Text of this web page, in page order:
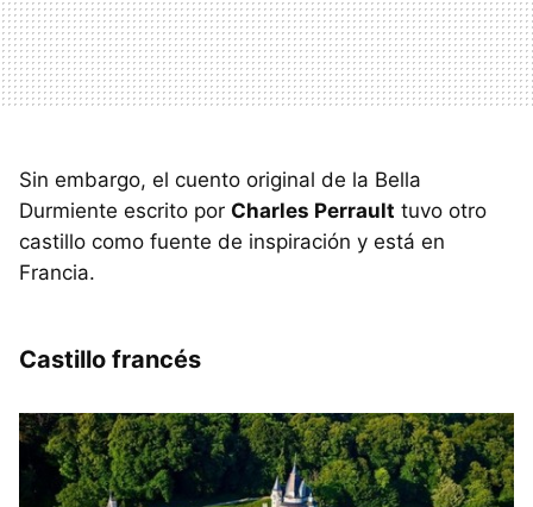
Sin embargo, el cuento original de la Bella
Durmiente escrito por Charles Perrault tuvo otro
castillo como fuente de inspiración y está en
Francia.
Castillo francés